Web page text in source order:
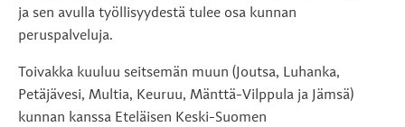
ja sen avulla työllisyydestä tulee osa kunnan
peruspalveluja.
Toivakka kuuluu seitsemän muun (Joutsa, Luhanka,
Petäjävesi, Multia, Keuruu, Mänttä-Vilppula ja Jämsä)
kunnan kanssa Eteläisen Keski-Suomen